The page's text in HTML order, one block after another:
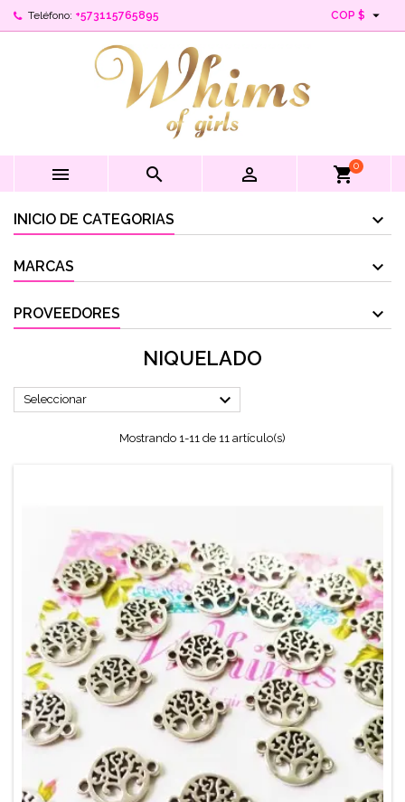
Teléfono: +573115765895 COP $ 
   shopping_cart0
INICIO DE CATEGORIAS
MARCAS
PROVEEDORES
NIQUELADO
Seleccionar 
Mostrando 1-11 de 11 artículo(s)